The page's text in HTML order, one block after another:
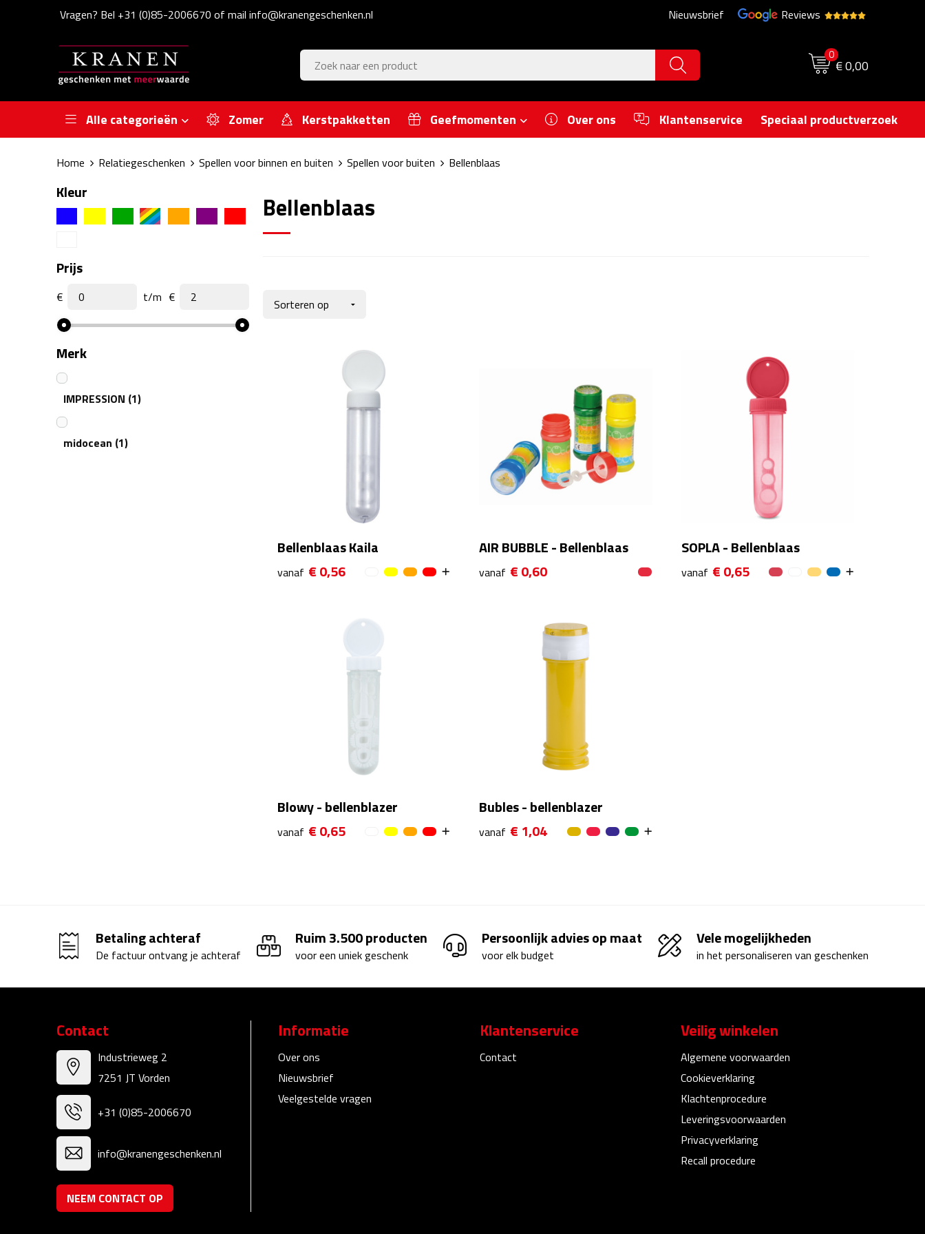
Vragen? Bel +31 (0)85-2006670 of mail info@kranengeschenken.nl Nieuwsbrief Reviews
0
€ 0,00
Alle categorieën Zomer Kerstpakketten Geefmomenten Over ons Klantenservice Speciaal productverzoek
Home Relatiegeschenken Spellen voor binnen en buiten Spellen voor buiten Bellenblaas
Kleur
Prijs
€ t/m €
Merk
IMPRESSION (1)
midocean (1)
Bellenblaas
Bellenblaas Kaila
vanaf € 0,56
AIR BUBBLE - Bellenblaas
vanaf € 0,60
SOPLA - Bellenblaas
vanaf € 0,65
Blowy - bellenblazer
vanaf € 0,65
Bubles - bellenblazer
vanaf € 1,04
Betaling achteraf
De factuur ontvang je achteraf
Ruim 3.500 producten
voor een uniek geschenk
Persoonlijk advies op maat
voor elk budget
Vele mogelijkheden
in het personaliseren van geschenken
Contact
Industrieweg 2
7251 JT Vorden
+31 (0)85-2006670
info@kranengeschenken.nl
NEEM CONTACT OP
Informatie
Over ons
Nieuwsbrief
Veelgestelde vragen
Klantenservice
Contact
Veilig winkelen
Algemene voorwaarden
Cookieverklaring
Klachtenprocedure
Leveringsvoorwaarden
Privacyverklaring
Recall procedure